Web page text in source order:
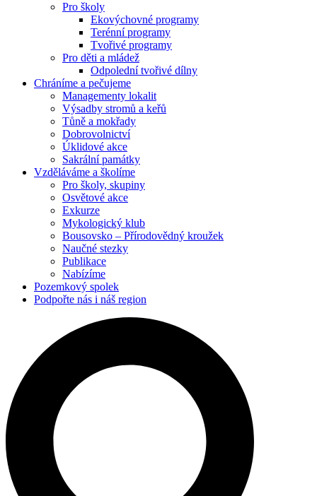
Pro školy
Ekovýchovné programy
Terénní programy
Tvořivé programy
Pro děti a mládež
Odpolední tvořivé dílny
Chráníme a pečujeme
Managementy lokalit
Výsadby stromů a keřů
Tůně a mokřady
Dobrovolnictví
Úklidové akce
Sakrální památky
Vzděláváme a školíme
Pro školy, skupiny
Osvětové akce
Exkurze
Mykologický klub
Bousovsko – Přírodovědný kroužek
Naučné stezky
Publikace
Nabízíme
Pozemkový spolek
Podpořte nás i náš region